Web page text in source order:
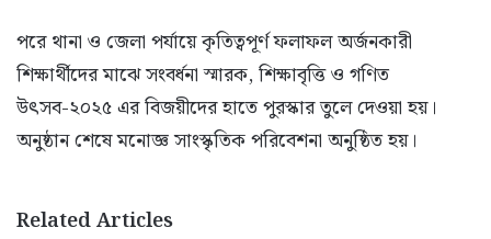
পরে থানা ও জেলা পর্যায়ে কৃতিত্বপূর্ণ ফলাফল অর্জনকারী
শিক্ষার্থীদের মাঝে সংবর্ধনা স্মারক, শিক্ষাবৃত্তি ও গণিত
উৎসব-২০২৫ এর বিজয়ীদের হাতে পুরস্কার তুলে দেওয়া হয়।
অনুষ্ঠান শেষে মনোজ্ঞ সাংস্কৃতিক পরিবেশনা অনুষ্ঠিত হয়।
Related Articles